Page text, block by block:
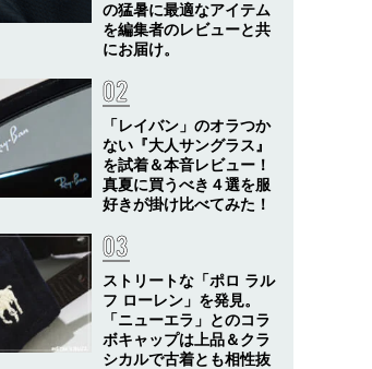
の猛暑に最適なアイテム
を編集者のレビューと共
にお届け。
「レイバン」のオラつか
ない『大人サングラス』
を試着＆本音レビュー！
真夏に買うべき４選を服
好きが掛け比べてみた！
ストリートな「ポロ ラル
フ ローレン」を発見。
「ニューエラ」とのコラ
ボキャップは上品＆クラ
シカルで古着とも相性抜